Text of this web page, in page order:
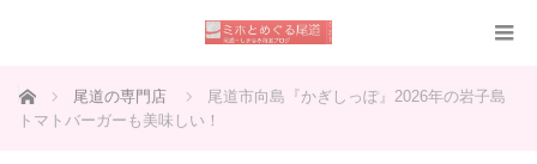
ホーム 尾道の専門店
尾道市向島『かぎしっぽ』2026年の岩子島
トマトバーガーも美味しい！